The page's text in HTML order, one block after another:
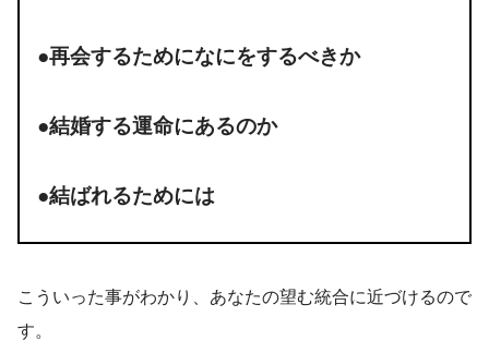
●再会するためになにをするべきか
●結婚する運命にあるのか
●結ばれるためには
こういった事がわかり、あなたの望む統合に近づけるので
す。